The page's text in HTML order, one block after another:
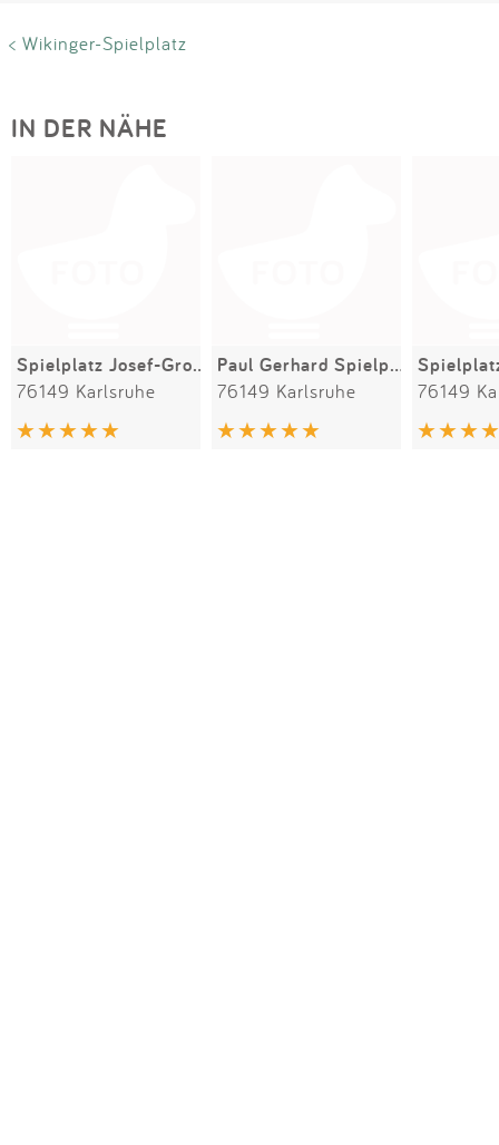
< Wikinger-Spielplatz
IN DER NÄHE
Spielplatz Josef-Groß-Platz
76149 Karlsruhe
Paul Gerhard Spielplatz
76149 Karlsruhe 76149